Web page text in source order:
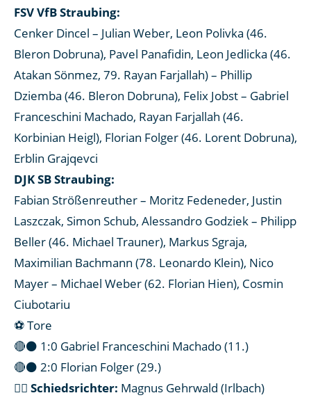
FSV VfB Straubing:
Cenker Dincel – Julian Weber, Leon Polivka (46.
Bleron Dobruna), Pavel Panafidin, Leon Jedlicka (46.
Atakan Sönmez, 79. Rayan Farjallah) – Phillip
Dziemba (46. Bleron Dobruna), Felix Jobst – Gabriel
Franceschini Machado, Rayan Farjallah (46.
Korbinian Heigl), Florian Folger (46. Lorent Dobruna),
Erblin Grajqevci
DJK SB Straubing:
Fabian Strößenreuther – Moritz Fedeneder, Justin
Laszczak, Simon Schub, Alessandro Godziek – Philipp
Beller (46. Michael Trauner), Markus Sgraja,
Maximilian Bachmann (78. Leonardo Klein), Nico
Mayer – Michael Weber (62. Florian Hien), Cosmin
Ciubotariu
⚽ Tore
🔴⚫ 1:0 Gabriel Franceschini Machado (11.)
🔴⚫ 2:0 Florian Folger (29.)
👨‍⚖ Schiedsrichter: Magnus Gehrwald (Irlbach)